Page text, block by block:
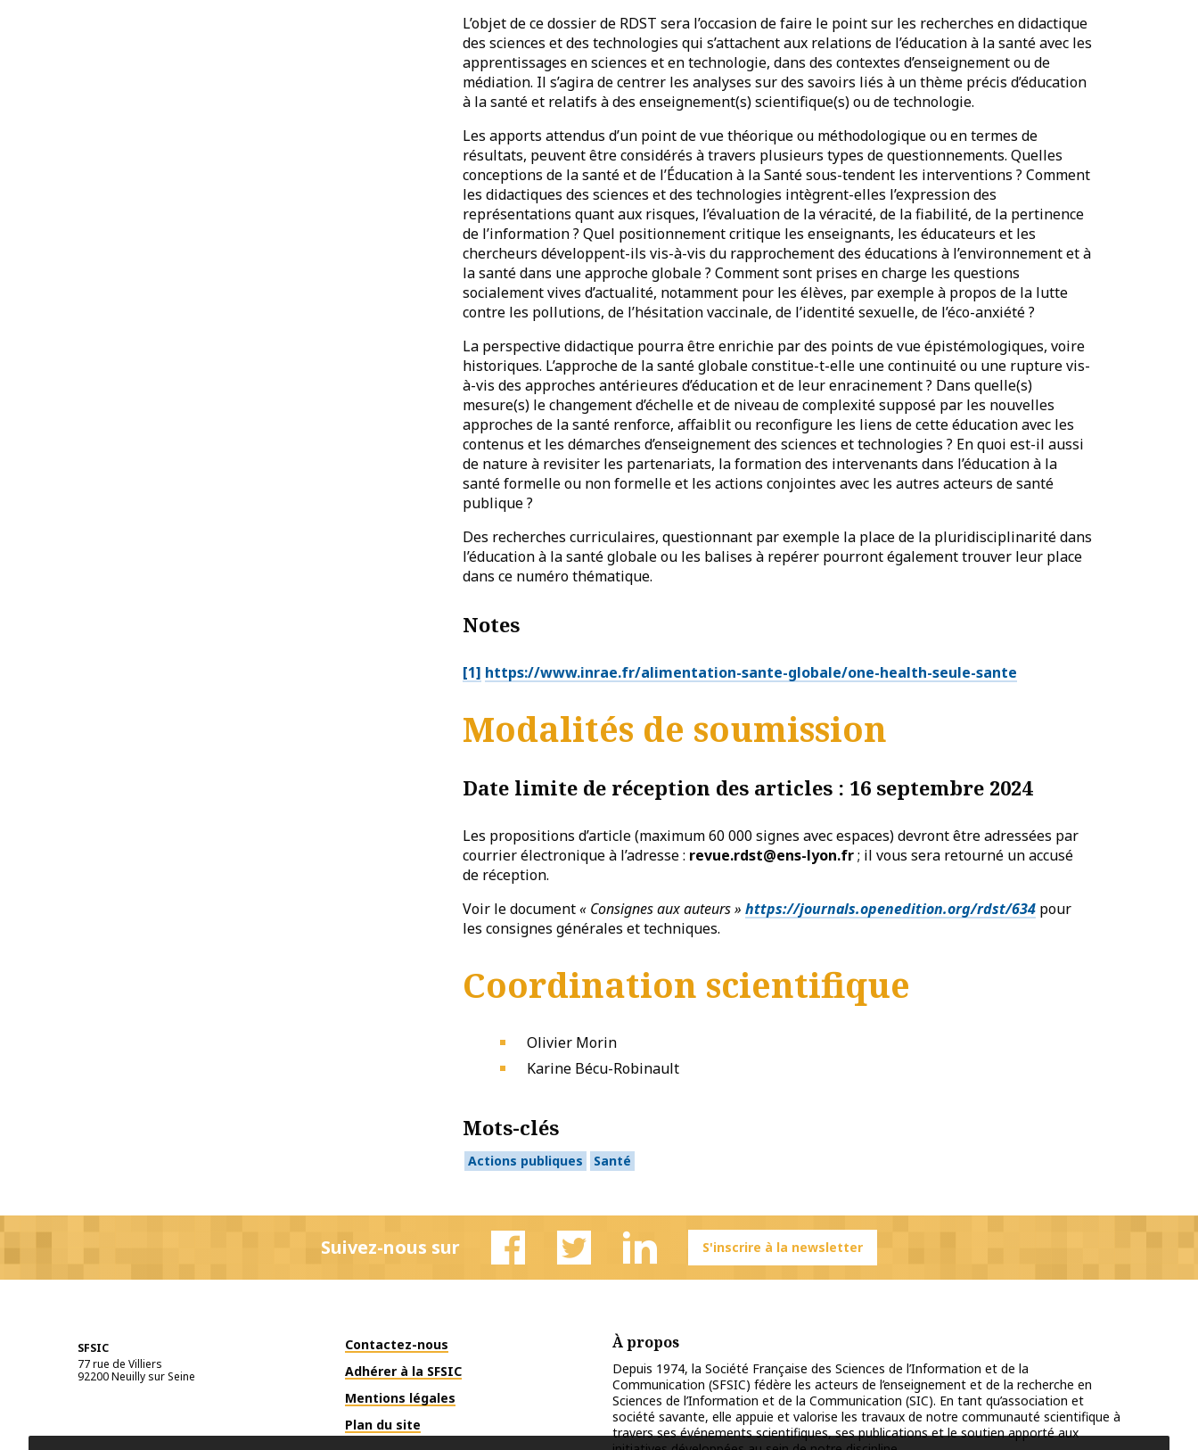
L’objet de ce dossier de RDST sera l’occasion de faire le point sur les recherches en didactique
des sciences et des technologies qui s’attachent aux relations de l’éducation à la santé avec les
apprentissages en sciences et en technologie, dans des contextes d’enseignement ou de
médiation. Il s’agira de centrer les analyses sur des savoirs liés à un thème précis d’éducation
à la santé et relatifs à des enseignement(s) scientifique(s) ou de technologie.
Les apports attendus d’un point de vue théorique ou méthodologique ou en termes de
résultats, peuvent être considérés à travers plusieurs types de questionnements. Quelles
conceptions de la santé et de l’Éducation à la Santé sous-tendent les interventions ? Comment
les didactiques des sciences et des technologies intègrent-elles l’expression des
représentations quant aux risques, l’évaluation de la véracité, de la fiabilité, de la pertinence
de l’information ? Quel positionnement critique les enseignants, les éducateurs et les
chercheurs développent-ils vis-à-vis du rapprochement des éducations à l’environnement et à
la santé dans une approche globale ? Comment sont prises en charge les questions
socialement vives d’actualité, notamment pour les élèves, par exemple à propos de la lutte
contre les pollutions, de l’hésitation vaccinale, de l’identité sexuelle, de l’éco-anxiété ?
La perspective didactique pourra être enrichie par des points de vue épistémologiques, voire
historiques. L’approche de la santé globale constitue-t-elle une continuité ou une rupture vis-
à-vis des approches antérieures d’éducation et de leur enracinement ? Dans quelle(s)
mesure(s) le changement d’échelle et de niveau de complexité supposé par les nouvelles
approches de la santé renforce, affaiblit ou reconfigure les liens de cette éducation avec les
contenus et les démarches d’enseignement des sciences et technologies ? En quoi est-il aussi
de nature à revisiter les partenariats, la formation des intervenants dans l’éducation à la
santé formelle ou non formelle et les actions conjointes avec les autres acteurs de santé
publique ?
Des recherches curriculaires, questionnant par exemple la place de la pluridisciplinarité dans
l’éducation à la santé globale ou les balises à repérer pourront également trouver leur place
dans ce numéro thématique.
Notes
[1] https://www.inrae.fr/alimentation-sante-globale/one-health-seule-sante
Modalités de soumission
Date limite de réception des articles : 16 septembre 2024
Les propositions d’article (maximum 60 000 signes avec espaces) devront être adressées par
courrier électronique à l’adresse : revue.rdst@ens-lyon.fr; il vous sera retourné un accusé
de réception.
Voir le document« Consignes aux auteurs » https://journals.openedition.org/rdst/634 pour
les consignes générales et techniques.
Coordination scientifique
Olivier Morin
Karine Bécu-Robinault
Mots-clés
Actions publiques Santé
Suivez-nous sur S'inscrire à la newsletter
SFSIC
77 rue de Villiers
92200Neuilly sur Seine
Contactez-nous
Adhérer à la SFSIC
Mentions légales
Plan du site
À propos
Depuis 1974, la Société Française des Sciences de l’Information et de la
Communication (SFSIC) fédère les acteurs de l’enseignement et de la recherche en
Sciences de l’Information et de la Communication (SIC). En tant qu’association et
société savante, elle appuie et valorise les travaux de notre communauté scientifique à
travers ses événements scientifiques, ses publications et le soutien apporté aux